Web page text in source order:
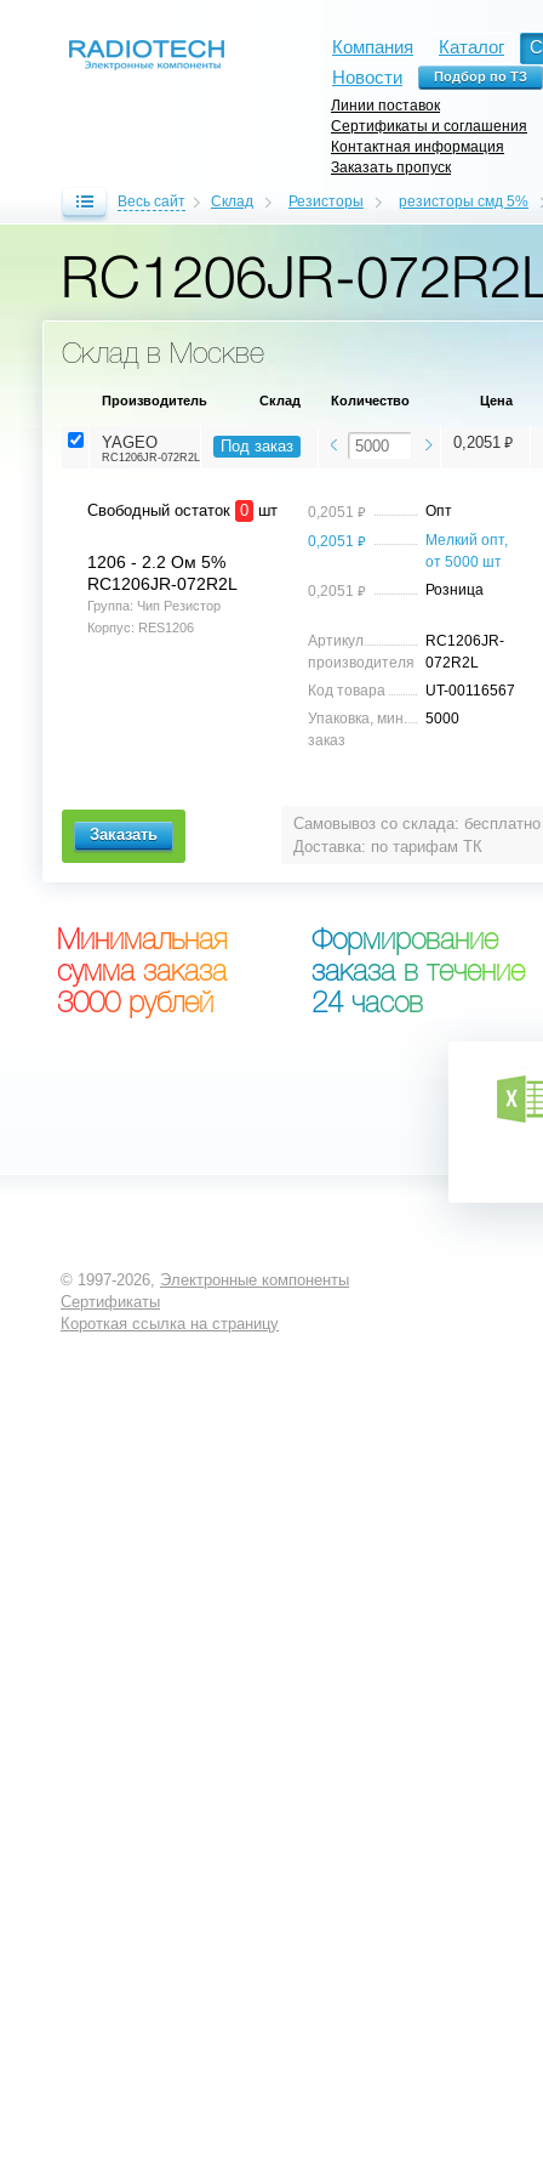
Компания Каталог
Новости
Линии поставок
Сертификаты и соглашения
Контактная информация
Заказать пропуск
Весь сайт Склад Резисторы резисторы смд 5%
RC1206JR-
Склад в Москве
Самовывоз со склада: бесплатно
Доставка: по тарифам ТК
Производитель Склад Количество Цена
YAGEO
RC1206JR-072R2L
Под заказ 0,2051 ⃏
Свободный остаток 0 шт
1206 - 2.2 Ом 5%
RC1206JR-072R2L
Группа: Чип Резистор
Корпус: RES1206
0,2051 ⃏
Опт
0,2051 ⃏
Мелкий опт,
от 5000 шт
0,2051 ⃏ Розница
Артикул
производителя
RC1206JR-
072R2L
Код товара
UT-00116567
Упаковка, мин.
заказ
5000
Минимальная
сумма заказа
3000 рублей
Формирование
заказа в течение
24 часов
© 1997-2026, Электронные компоненты
Сертификаты
Короткая ссылка на страницу